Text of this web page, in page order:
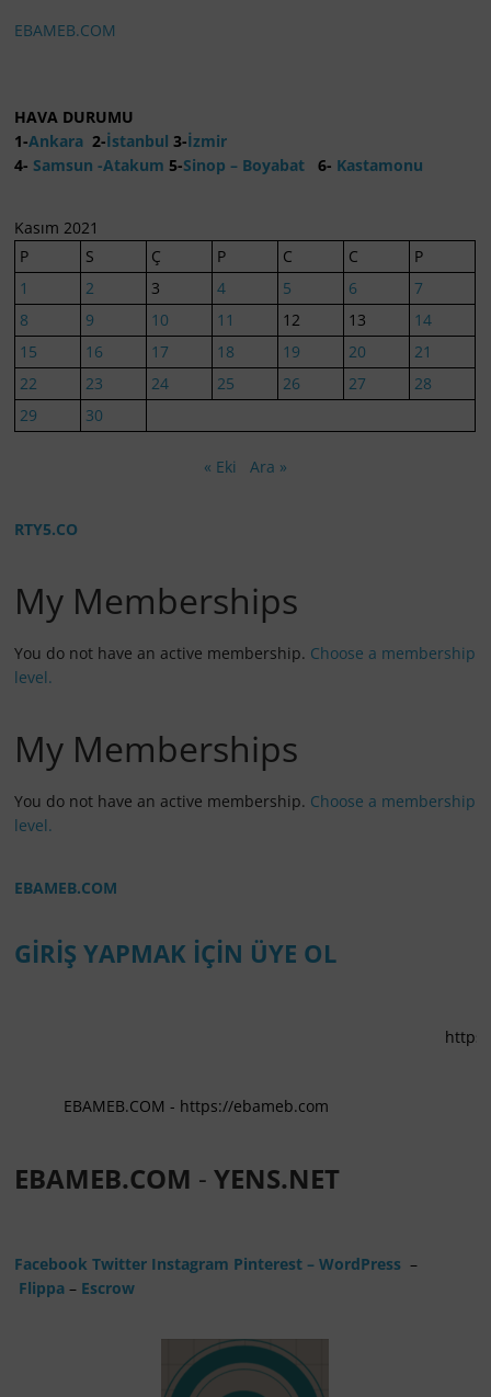
EBAMEB.COM
HAVA DURUMU
1-Ankara 2-İstanbul 3-İzmir
4- Samsun -Atakum 5-Sinop – Boyabat 6- Kastamonu
Kasım 2021
P
S Ç P C C
P
1
2 3 4 5 6
7
8
9 10 11 12 13
14
15
16 17 18 19 20
21
22
23 24 25 26 27
28
29
30
« Eki Ara »
RTY5.CO
My Memberships
You do not have an active membership. Choose a membership
level.
My Memberships
You do not have an active membership. Choose a membership
level.
EBAMEB.COM
GİRİŞ YAPMAK İÇİN ÜYE OL
https://
EBAMEB.COM - https://ebameb.com
EBAMEB.COM -YENS.NET
FacebookTwitter Instagram Pinterest– WordPress –
Flippa – Escrow